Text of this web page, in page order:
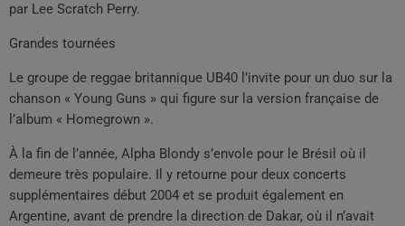
par Lee Scratch Perry.
Grandes tournées
Le groupe de reggae britannique UB40 l’invite pour un duo sur la
chanson « Young Guns » qui figure sur la version française de
l’album « Homegrown ».
À la fin de l’année, Alpha Blondy s’envole pour le Brésil où il
demeure très populaire. Il y retourne pour deux concerts
supplémentaires début 2004 et se produit également en
Argentine, avant de prendre la direction de Dakar, où il n’avait